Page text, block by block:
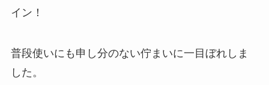
イン！
普段使いにも申し分のない佇まいに一目ぼれしま
した。